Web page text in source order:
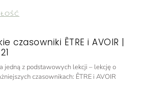
czasowniki ÊTRE i AVOIR |
jedną z podstawowych lekcji – lekcję o
czasownikach: ÊTRE i AVOIR